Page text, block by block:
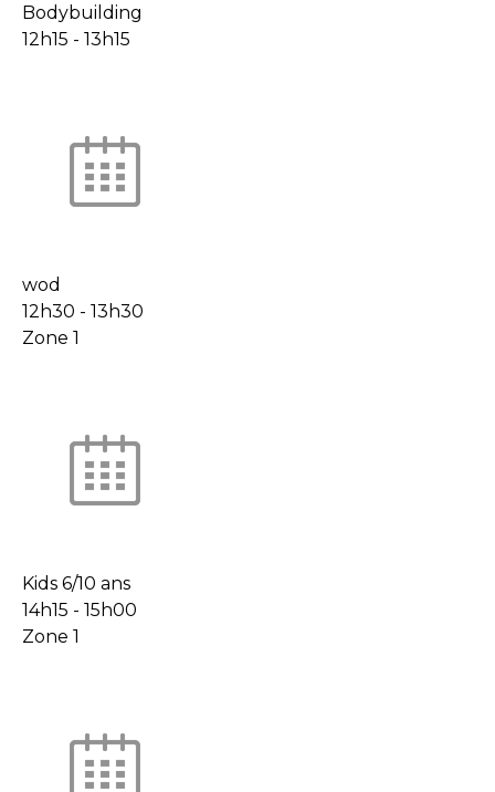
Bodybuilding
12h15 - 13h15
wod
12h30 - 13h30
Zone 1
Kids 6/10 ans
14h15 - 15h00
Zone 1